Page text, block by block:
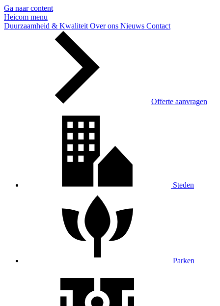
Ga naar content
Heicom menu
Duurzaamheid & Kwaliteit Over ons Nieuws Contact
Offerte aanvragen
Steden
Parken